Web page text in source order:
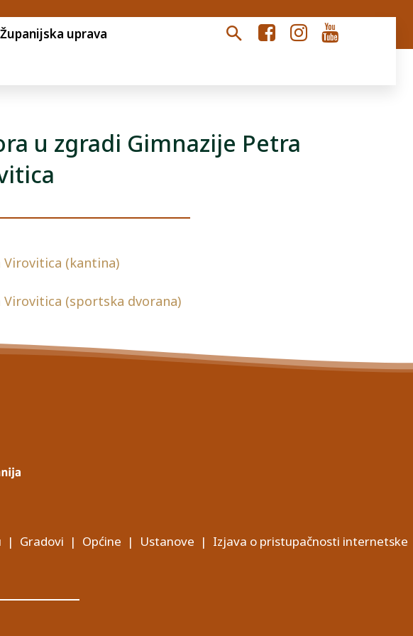
Županijska uprava
u zgradi Gimnazije Petra
Virovitica (kantina)
Virovitica (sportska dvorana)
| Gradovi | Općine | Ustanove | Izjava o pristupačnosti internetske